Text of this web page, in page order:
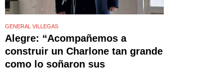
GENERAL VILLEGAS
Alegre: “Acompañemos a
construir un Charlone tan grande
como lo soñaron sus